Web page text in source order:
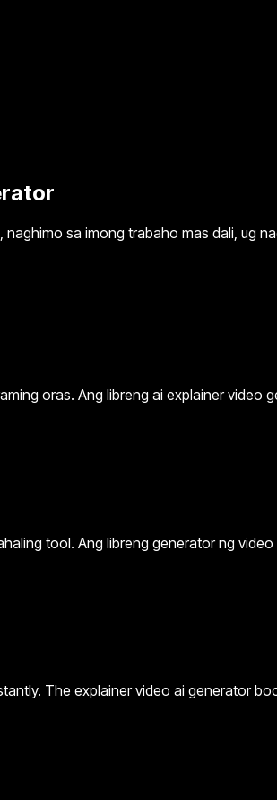
sa imong trabaho mas dali, ug
oras. Ang libreng ai explainer
tool. Ang libreng generator ng
The explainer video ai generator